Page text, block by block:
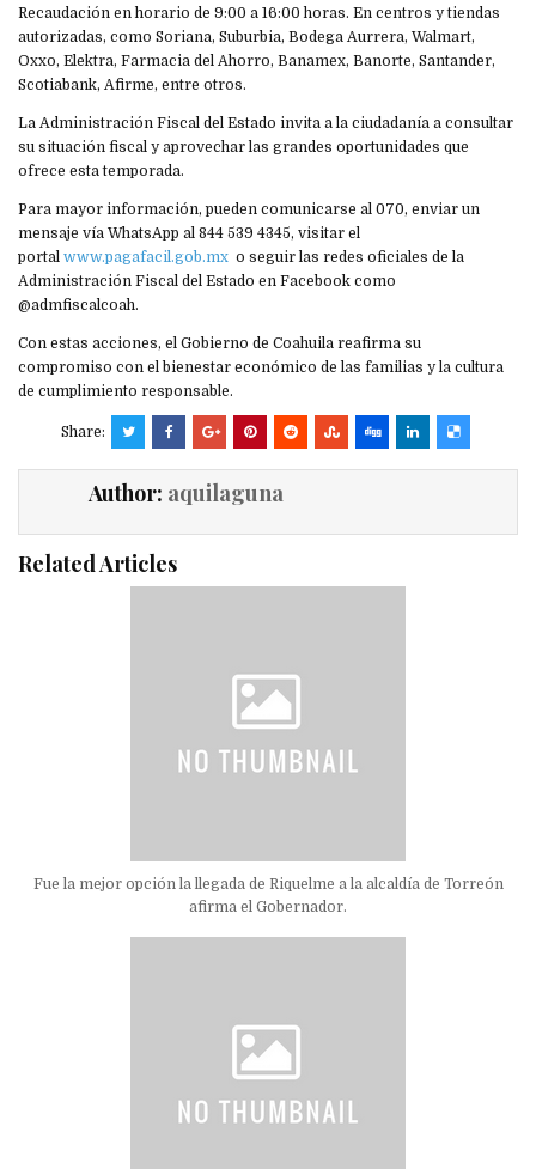
Recaudación en horario de 9:00 a 16:00 horas. En centros y tiendas
autorizadas, como Soriana, Suburbia, Bodega Aurrera, Walmart,
Oxxo, Elektra, Farmacia del Ahorro, Banamex, Banorte, Santander,
Scotiabank, Afirme, entre otros.
La Administración Fiscal del Estado invita a la ciudadanía a consultar
su situación fiscal y aprovechar las grandes oportunidades que
ofrece esta temporada.
Para mayor información, pueden comunicarse al 070, enviar un
mensaje vía WhatsApp al 844 539 4345, visitar el
portal www.pagafacil.gob.mx o seguir las redes oficiales de la
Administración Fiscal del Estado en Facebook como
@admfiscalcoah.
Con estas acciones, el Gobierno de Coahuila reafirma su
compromiso con el bienestar económico de las familias y la cultura
de cumplimiento responsable.
Share:
Author: aquilaguna
Related Articles
Fue la mejor opción la llegada de Riquelme a la alcaldía de Torreón
afirma el Gobernador.